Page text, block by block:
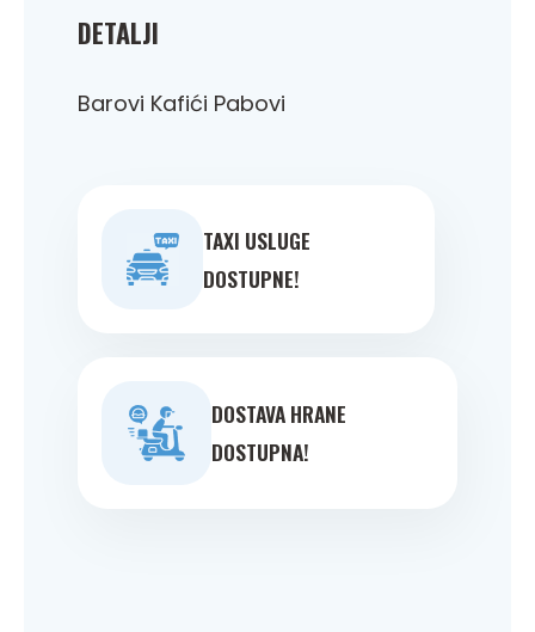
DETALJI
Barovi Kafići Pabovi
TAXI USLUGE
DOSTUPNE!
DOSTAVA HRANE
DOSTUPNA!